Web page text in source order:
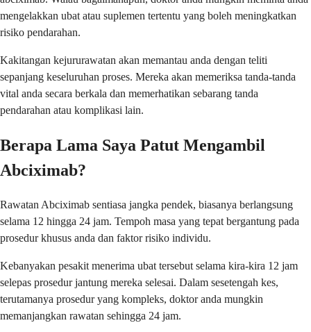
mengelakkan ubat atau suplemen tertentu yang boleh meningkatkan
risiko pendarahan.
Kakitangan kejururawatan akan memantau anda dengan teliti
sepanjang keseluruhan proses. Mereka akan memeriksa tanda-tanda
vital anda secara berkala dan memerhatikan sebarang tanda
pendarahan atau komplikasi lain.
Berapa Lama Saya Patut Mengambil
Abciximab?
Rawatan Abciximab sentiasa jangka pendek, biasanya berlangsung
selama 12 hingga 24 jam. Tempoh masa yang tepat bergantung pada
prosedur khusus anda dan faktor risiko individu.
Kebanyakan pesakit menerima ubat tersebut selama kira-kira 12 jam
selepas prosedur jantung mereka selesai. Dalam sesetengah kes,
terutamanya prosedur yang kompleks, doktor anda mungkin
memanjangkan rawatan sehingga 24 jam.